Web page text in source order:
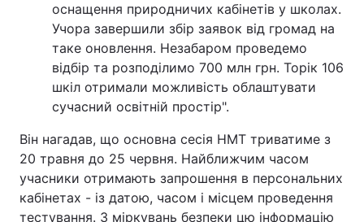
оснащення природничих кабінетів у школах.
Учора завершили збір заявок від громад на
таке оновлення. Незабаром проведемо
відбір та розподілимо 700 млн грн. Торік 106
шкіл отримали можливість облаштувати
сучасний освітній простір".
Він нагадав, що основна сесія НМТ триватиме з
20 травня до 25 червня. Найближчим часом
учасники отримають запрошення в персональних
кабінетах - із датою, часом і місцем проведення
тестування. З міркувань безпеки цю інформацію